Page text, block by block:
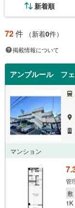
新着順
72件 （新着0件）
掲載情報について
アンプルール フ
マンション
管
敷
1K